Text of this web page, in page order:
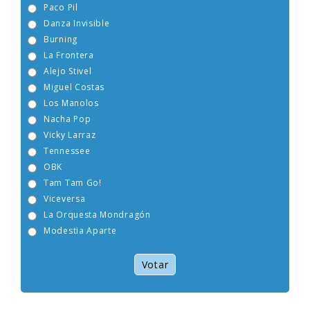
Paco Pil
Danza Invisible
Burning
La Frontera
Alejo Stivel
Miguel Costas
Los Manolos
Nacha Pop
Vicky Larraz
Tennessee
OBK
Tam Tam Go!
Viceversa
La Orquesta Mondragón
Modestia Aparte
Votar